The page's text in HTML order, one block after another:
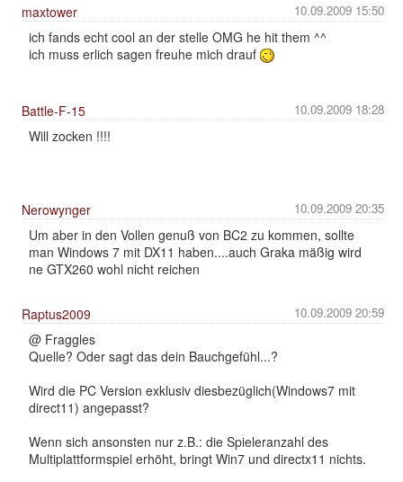
10.09.2009 15:50
maxtower
ich fands echt cool an der stelle OMG he hit them ^^
ich muss erlich sagen freuhe mich drauf
10.09.2009 18:28
Battle-F-15
Will zocken !!!!
10.09.2009 20:35
Nerowynger
Um aber in den Vollen genuß von BC2 zu kommen, sollte
man Windows 7 mit DX11 haben....auch Graka mäßig wird
ne GTX260 wohl nicht reichen
10.09.2009 20:59
Raptus2009
@ Fraggles
Quelle? Oder sagt das dein Bauchgefühl...?
Wird die PC Version exklusiv diesbezüglich(Windows7 mit
direct11) angepasst?
Wenn sich ansonsten nur z.B.: die Spieleranzahl des
Multiplattformspiel erhöht, bringt Win7 und directx11 nichts.